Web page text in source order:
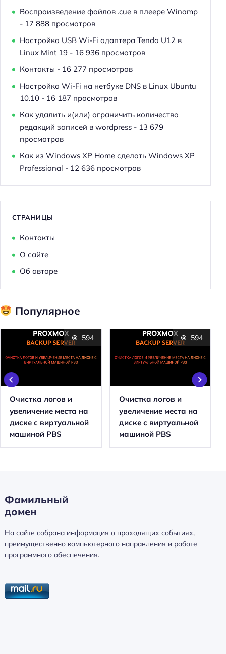
Воспроизведение файлов .cue в плеере Winamp
- 17 888 просмотров
Настройка USB Wi-Fi адаптера Tenda U12 в
Linux Mint 19- 16 936 просмотров
Контакты - 16 277 просмотров
Настройка Wi-Fi на нетбуке DNS в Linux Ubuntu
10.10- 16 187 просмотров
Как удалить и(или) ограничить количество
редакций записей в wordpress- 13 679
просмотров
Как из Windows XP Home сделать Windows XP
Professional - 12 636 просмотров
СТРАНИЦЫ
Контакты
О сайте
Об авторе
Популярное
Очистка логов и
увеличение места на
диске с виртуальной
машиной PBS
594
Очистка логов и
увеличение места на
диске с виртуальной
машиной PBS
594
Фамильный
домен
На сайте собрана информация о проходящих событиях,
преимущественно компьютерного направления и работе
программного обеспечения.